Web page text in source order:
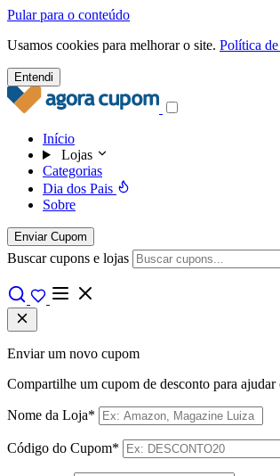
Pular para o conteúdo
Usamos cookies para melhorar o site. Política
Entendi
Início
Lojas
Categorias
Dia dos Pais
Sobre
Enviar Cupom
Buscar cupons e lojas
Enviar um novo cupom
Compartilhe um cupom de desconto para
Nome da Loja*
Código do Cupom*